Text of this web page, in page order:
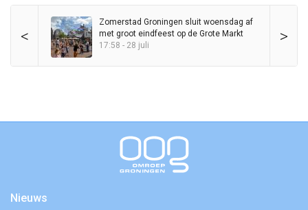
< >
Zomerstad Groningen sluit woensdag af
met groot eindfeest op de Grote Markt
17:58 - 28 juli
Nieuws